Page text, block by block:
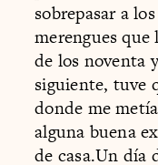
sobrepasar a
merengues que
de los noventa
siguiente, tuve
donde me
alguna buena
de casa.Un día